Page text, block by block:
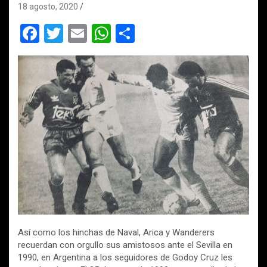
18 agosto, 2020
F
a
ce
b
o
o
k
T
wi
tt
er
E
m
ail
W
h
at
s
A
p
p
o
m
p
tir
Así como los hinchas de Naval, Arica y Wanderers
recuerdan con orgullo sus amistosos ante el Sevilla en
1990, en Argentina a los seguidores de Godoy Cruz les